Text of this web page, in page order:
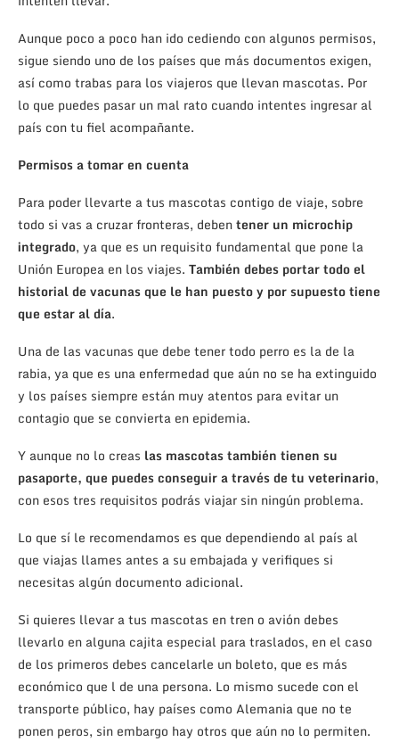
Aunque poco a poco han ido cediendo con algunos permisos,
sigue siendo uno de los países que más documentos exigen,
así como trabas para los viajeros que llevan mascotas. Por
lo que puedes pasar un mal rato cuando intentes ingresar al
país con tu fiel acompañante.
Permisos a tomar en cuenta
Para poder llevarte a tus mascotas contigo de viaje, sobre
todo si vas a cruzar fronteras, debentener un microchip
integrado, ya que es un requisito fundamental que pone la
Unión Europea en los viajes. También debes portar todo el
historial de vacunas que le han puesto y por supuesto tiene
que estar al día.
Una de las vacunas que debe tener todo perro es la de la
rabia, ya que es una enfermedad que aún no se ha extinguido
y los países siempre están muy atentos para evitar un
contagio que se convierta en epidemia.
Y aunque no lo creas las mascotas también tienen su
pasaporte, que puedes conseguir a través de tu veterinario,
con esos tres requisitos podrás viajar sin ningún problema.
Lo que sí le recomendamos es que dependiendo al país al
que viajas llames antes a su embajada y verifiques si
necesitas algún documento adicional.
Si quieres llevar a tus mascotas en tren o avión debes
llevarlo en alguna cajita especial para traslados, en el caso
de los primeros debes cancelarle un boleto, que es más
económico que l de una persona. Lo mismo sucede con el
transporte público, hay países como Alemania que no te
ponen peros, sin embargo hay otros que aún no lo permiten.